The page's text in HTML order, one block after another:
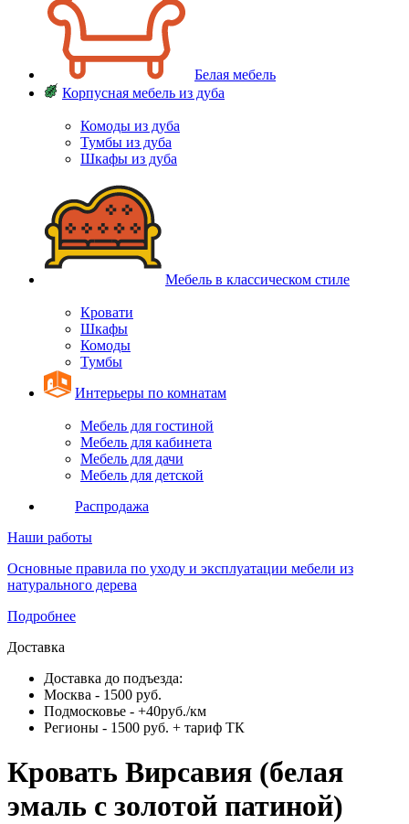
Белая мебель
Корпусная мебель из дуба
Комоды из дуба
Тумбы из дуба
Шкафы из дуба
Мебель в классическом стиле
Кровати
Шкафы
Комоды
Тумбы
Интерьеры по комнатам
Мебель для гостиной
Мебель для кабинета
Мебель для дачи
Мебель для детской
Распродажа
Наши работы
Основные правила по уходу и эксплуатации мебели из
натурального дерева
Подробнее
Доставка
Доставка до подъезда:
Москва - 1500 руб.
Подмосковье - +40руб./км
Регионы - 1500 руб. + тариф ТК
Кровать Вирсавия (белая
эмаль с золотой патиной)